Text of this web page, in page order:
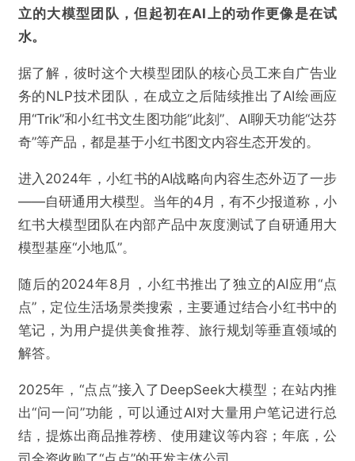
立的大模型团队，但起初在AI上的动作更像是在试
水。
据了解，彼时这个大模型团队的核心员工来自广告业
务的NLP技术团队，在成立之后陆续推出了AI绘画应
用“Trik”和小红书文生图功能“此刻”、AI聊天功能“达芬
奇”等产品，都是基于小红书图文内容生态开发的。
进入2024年，小红书的AI战略向内容生态外迈了一步
——自研通用大模型。当年的4月，有不少报道称，小
红书大模型团队在内部产品中灰度测试了自研通用大
模型基座“小地瓜”。
随后的2024年8月，小红书推出了独立的AI应用“点
点”，定位生活场景类搜索，主要通过结合小红书中的
笔记，为用户提供美食推荐、旅行规划等垂直领域的
解答。
2025年，“点点”接入了DeepSeek大模型；在站内推
出“问一问”功能，可以通过AI对大量用户笔记进行总
结，提炼出商品推荐榜、使用建议等内容；年底，公